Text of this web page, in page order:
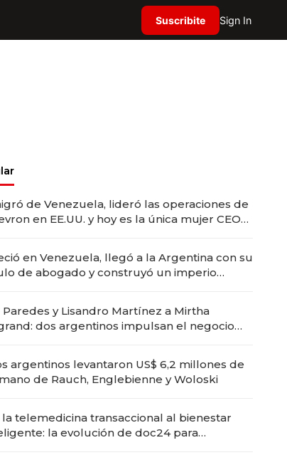
Suscribite Sign In
de Venezuela, lideró las operaciones de
en EE.UU. y hoy es la única mujer CEO
en Venezuela, llegó a la Argentina con su
de abogado y construyó un imperio
Paredes y Lisandro Martínez a Mirtha
dos argentinos impulsan el negocio
argentinos levantaron US$ 6,2 millones de
de Rauch, Englebienne y Woloski
la telemedicina transaccional al bienestar
la evolución de doc24 para